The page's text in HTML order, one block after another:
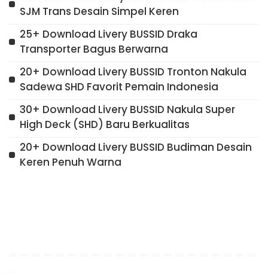
SJM Trans Desain Simpel Keren
25+ Download Livery BUSSID Draka
Transporter Bagus Berwarna
20+ Download Livery BUSSID Tronton Nakula
Sadewa SHD Favorit Pemain Indonesia
30+ Download Livery BUSSID Nakula Super
High Deck (SHD) Baru Berkualitas
20+ Download Livery BUSSID Budiman Desain
Keren Penuh Warna